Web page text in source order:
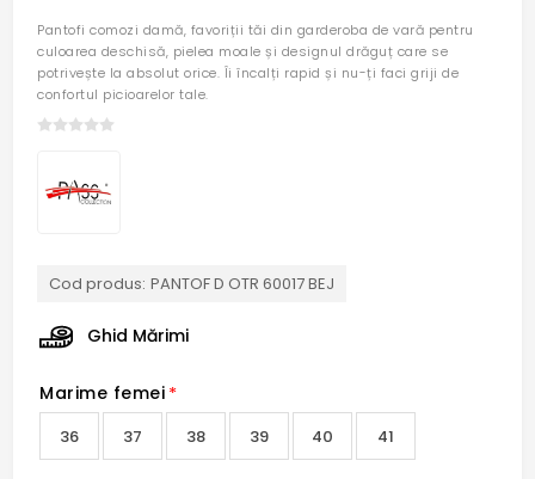
Pantofi comozi damă, favoriții tăi din garderoba de vară pentru
culoarea deschisă, pielea moale și designul drăguț care se
potrivește la absolut orice. Îi încalți rapid și nu-ți faci griji de
confortul picioarelor tale.
Cod produs: PANTOF D OTR 60017 BEJ
Ghid Mărimi
Marime femei *
36 37 38 39 40 41